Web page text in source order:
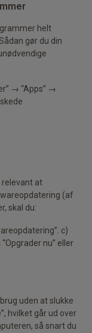
helt
gør du din
→ “Apps” →
relevant at
(af
skal du:
c)
nu” eller
uden at slukke
hvilket går ud over
så snart du